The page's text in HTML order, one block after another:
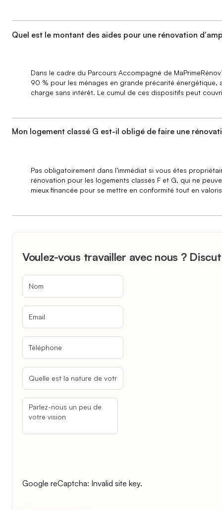
Quel est le montant des aides pour une rénovation
Dans le cadre du Parcours Accompagné de
90 % pour les ménages en grande précarité énergétique,
charge sans intérêt. Le cumul de ces dispositifs peut
Mon logement classé G est-il obligé de faire une
Pas obligatoirement dans l’immédiat si vous êtes
rénovation pour les logements classés F et G, qui ne
mieux financée pour se mettre en conformité tout en
Voulez-vous travailler avec nous ?
Google reCaptcha: Invalid site key.